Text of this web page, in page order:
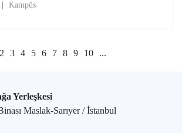
Kampüs
2 3 4 5 6 7 8 9 10 ...
Yerleşkesi
Maslak-Sarıyer / İstanbul